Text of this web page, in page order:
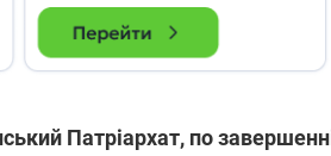
Патріархат, по